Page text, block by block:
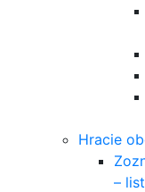
Hracie
– list